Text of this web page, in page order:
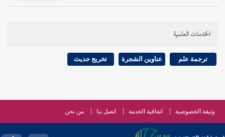
الخدمات العلمية
ترجمة علم عناوين الشجرة تخريج حديث
وثيقة الخصوصية اتفاقية الخدمة اتصل بنا من نحن